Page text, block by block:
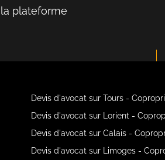
la plateforme
Devis d'avocat sur Tours -
Devis d'avocat sur Lorient -
Devis d'avocat sur Calais -
Devis d'avocat sur Limoges -